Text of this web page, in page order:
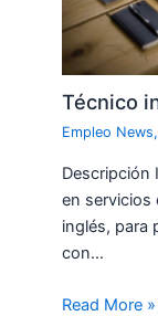
Técnico
Empleo News
Descripción
en servicios
inglés, para
con…
Read More »